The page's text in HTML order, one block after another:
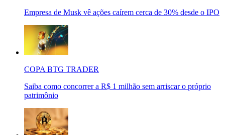
Empresa de Musk vê ações caírem cerca de 30% desde o IPO
COPA BTG TRADER
Saiba como concorrer a R$ 1 milhão sem arriscar o próprio
patrimônio